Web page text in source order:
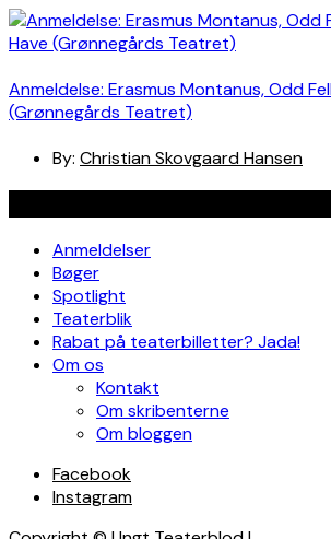
Anmeldelse: Erasmus Montanus, Odd
(Grønnegårds Teatret)
By: Christian Skovgaard Hansen
Anmeldelser
Bøger
Spotlight
Teaterblik
Rabat på teaterbilletter? Jada!
Om os
Kontakt
Om skribenterne
Om bloggen
Facebook
Instagram